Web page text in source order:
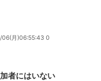
月)06:55:43 0
者にはいない